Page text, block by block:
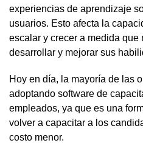
experiencias de aprendizaje
usuarios. Esto afecta la
escalar y crecer a medida que
desarrollar y mejorar sus
Hoy en día, la mayoría de las
adoptando software de
empleados, ya que es una
volver a capacitar a los
costo menor.